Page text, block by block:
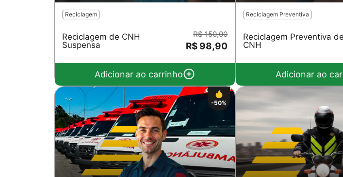
Reciclagem
Reciclagem de CNH
Suspensa
R$ 150,00
R$ 98,90
Adicionar ao carrinho
Reciclagem Preventiva
Reciclagem Preventiva de
CNH
Adicionar ao
-50%